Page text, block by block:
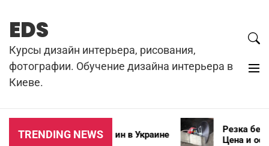
content
EDS
Курсы дизайн интерьера, рисования,
фотографии. Обучение дизайна интерьера в
Киеве.
TRENDING NEWS
Типы зимних автошин в Украине
Резка бетона
Цена и